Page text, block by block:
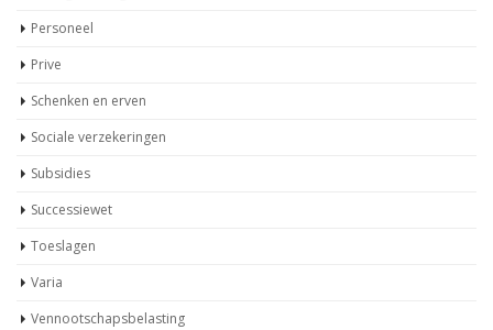
Personeel
Prive
Schenken en erven
Sociale verzekeringen
Subsidies
Successiewet
Toeslagen
Varia
Vennootschapsbelasting